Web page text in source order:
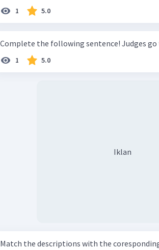
1 5.0
Complete the
1 5.0
Iklan
Match the descriptions with the coresponding places.